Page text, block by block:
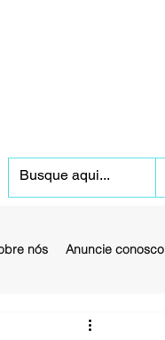
nós Anuncie conosco